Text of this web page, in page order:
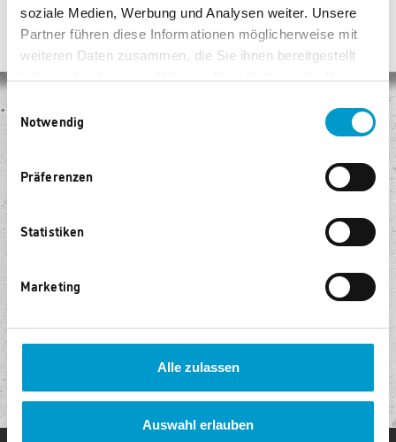
soziale Medien, Werbung und Analysen weiter. Unsere
Partner führen diese Informationen möglicherweise mit
weiteren Daten zusammen, die Sie ihnen bereitgestellt
Notwendig
Präferenzen
Statistiken
Marketing
Alle zulassen
Auswahl erlauben
Keine Versandkosten
Sicheres Einkaufen
Unser Shop ist mit modernster Sicherheitssoftware ausgestattet.
Senden Sie die Ware innerhalb von 14 Tagen kostenlos zurück.
Sie können sicher per Lastschrift, PayPal oder Kreditkarte bezahlen.